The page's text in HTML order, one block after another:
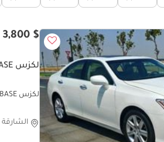
$ 3,800
لكزس ES 350 BASE
لكزس ES 350 BASE
الشارقة